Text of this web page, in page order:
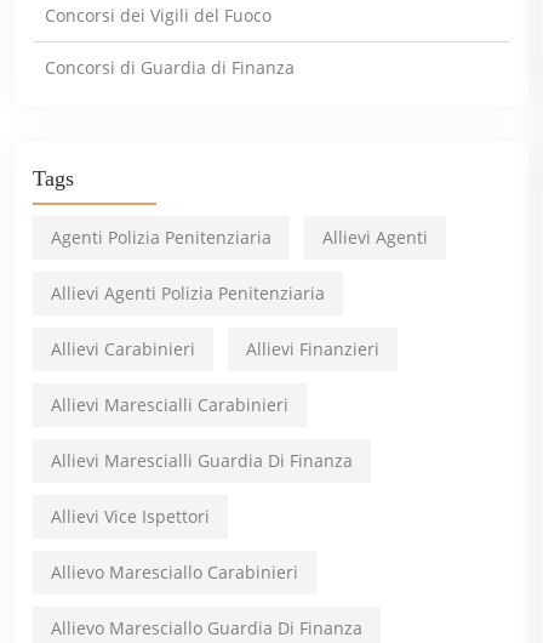
Concorsi dei Vigili del Fuoco
Concorsi di Guardia di Finanza
Tags
Agenti Polizia Penitenziaria Allievi Agenti
Allievi Agenti Polizia Penitenziaria
Allievi Carabinieri Allievi Finanzieri
Allievi Marescialli Carabinieri
Allievi Marescialli Guardia Di Finanza
Allievi Vice Ispettori
Allievo Maresciallo Carabinieri
Allievo Maresciallo Guardia Di Finanza